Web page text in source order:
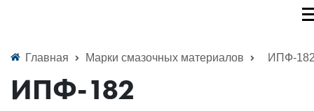
Главная Марки смазочных материалов ИПФ-
ИПФ-182